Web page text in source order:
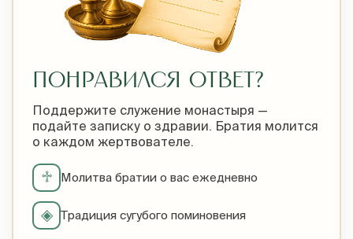
ПОНРАВИЛСЯ ОТВЕТ?
Поддержите служение монастыря —
подайте записку о здравии. Братия молится
о каждом жертвователе.
♱ Молитва братии о вас ежедневно
◈ Традиция сугубого поминовения